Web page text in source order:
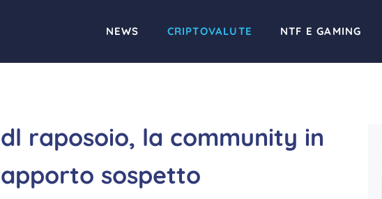
NEWS CRIPTOVALUTE NTF E GAMING
raposoio, la community in
sospetto